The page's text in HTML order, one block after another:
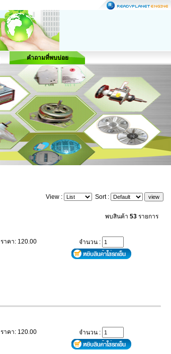
คำถามที่พบบ่อย
View : Sort :
พบสินค้า 53 รายการ
ราคา: 120.00 จำนวน :
ราคา: 120.00 จำนวน :